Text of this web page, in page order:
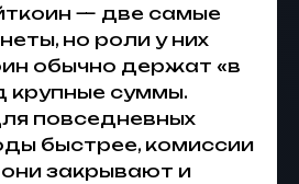
— две самые
но роли у них
обычно держат «в
крупные суммы.
повседневных
быстрее, комиссии
закрывают и